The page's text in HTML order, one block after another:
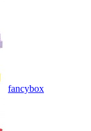
fancybox